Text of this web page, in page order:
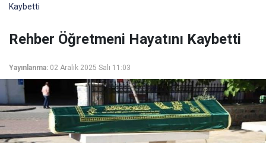
Kaybetti
Rehber Öğretmeni Hayatını Kaybetti
Yayınlanma: 02 Aralık 2025 Salı 11:03